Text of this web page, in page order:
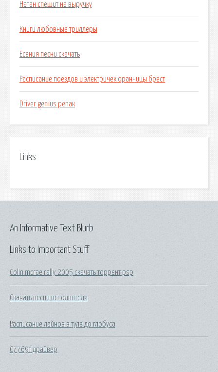
Натан спешит на выручку
Книги любовные триллеры
Есения песни скачать
Расписание поездов и электричек оранчицы брест
Driver genius репак
Links
Links to Important Stuff
Colin mcrae rally 2005 скачать торрент psp
Скачать песни исполнителя
Расписание лайнов в туле до глобуса
C7769f драйвер
An Informative Text Blurb